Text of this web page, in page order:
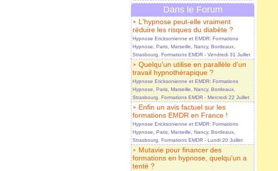
Dans le Forum
L'hypnose peut-elle vraiment
réduire les risques du diabète ?
Hypnose Ericksonienne et EMDR: Formations
Hypnose, Paris, Marseille, Nancy, Bordeaux,
Strasbourg. Formations EMDR - Vendredi 31 Juillet
Quelqu'un utilise en parallèle d'un
travail hypnothérapique ?
Hypnose Ericksonienne et EMDR: Formations
Hypnose, Paris, Marseille, Nancy, Bordeaux,
Strasbourg. Formations EMDR - Mercredi 22 Juillet
Enfin un avis factuel sur les
formations EMDR en France !
Hypnose Ericksonienne et EMDR: Formations
Hypnose, Paris, Marseille, Nancy, Bordeaux,
Strasbourg. Formations EMDR - Lundi 20 Juillet
Mutavie pour financer des
formations en hypnose, quelqu'un a
tenté ?